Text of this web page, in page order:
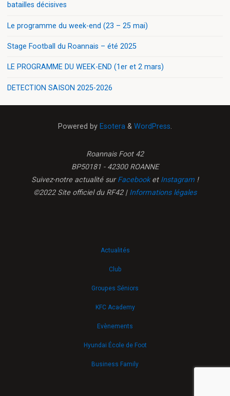
batailles décisives
Le programme du week-end (23 – 25 mai)
Stage Football du Roannais – été 2025
LE PROGRAMME DU WEEK-END (1er et 2 mars)
DETECTION SAISON 2025-2026
Powered by Esotera & WordPress.
Roannais Foot 42
BP50181 - 42300 ROANNE
Suivez-notre actualité surFacebooket Instagram !
©2022 Site officiel du RF42 | Informations légales
Actualités
Club
Groupes Séniors
KFC Academy
Evènements
Hyundai École de Foot
Business Family